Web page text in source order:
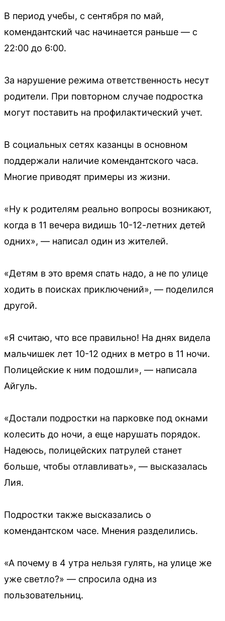
В период учебы, с сентября по май,
комендантский час начинается раньше — с
22:00 до 6:00.
За нарушение режима ответственность несут
родители. При повторном случае подростка
могут поставить на профилактический учет.
В социальных сетях казанцы в основном
поддержали наличие комендантского часа.
Многие приводят примеры из жизни.
«Ну к родителям реально вопросы возникают,
когда в 11 вечера видишь 10-12-летних детей
одних», — написал один из жителей.
«Детям в это время спать надо, а не по улице
ходить в поисках приключений», — поделился
другой.
«Я считаю, что все правильно! На днях видела
мальчишек лет 10-12 одних в метро в 11 ночи.
Полицейские к ним подошли», — написала
Айгуль.
«Достали подростки на парковке под окнами
колесить до ночи, а еще нарушать порядок.
Надеюсь, полицейских патрулей станет
больше, чтобы отлавливать», — высказалась
Лия.
Подростки также высказались о
комендантском часе. Мнения разделились.
«А почему в 4 утра нельзя гулять, на улице же
уже светло?» — спросила одна из
пользовательниц.